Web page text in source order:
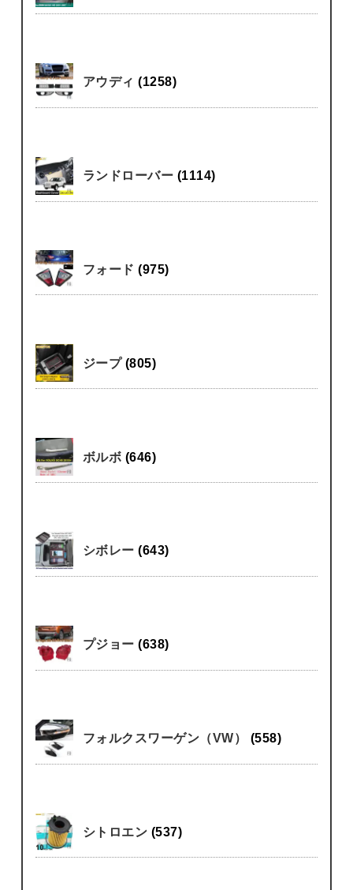
アウディ(1258)
ランドローバー (1114)
フォード(975)
ジープ (805)
ボルボ (646)
シボレー(643)
プジョー(638)
フォルクスワーゲン（VW） (558)
シトロエン (537)